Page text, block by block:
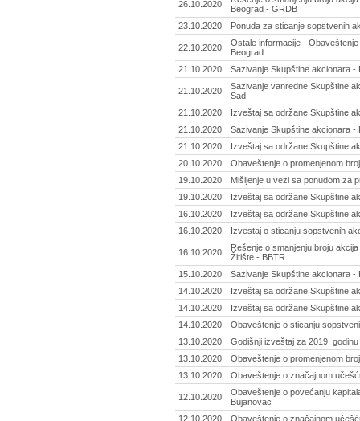
26.10.2020.
Beograd - GRDB
23.10.2020.
Ponuda za sticanje sopstvenih
22.10.2020.
Ostale informacije -
Beograd
21.10.2020.
Sazivanje Skupštine akcionara -
21.10.2020.
Sazivanje vanredne Skupštine
Sad
21.10.2020.
Izveštaj sa održane Skupštine
21.10.2020.
Sazivanje Skupštine akcionara -
21.10.2020.
Izveštaj sa održane Skupštine
20.10.2020.
Obaveštenje o promenjenom
19.10.2020.
Mišljenje u vezi sa ponudom za
19.10.2020.
Izveštaj sa održane Skupštine
16.10.2020.
Izveštaj sa održane Skupštine
16.10.2020.
Izvestaj o sticanju sopstvenih
16.10.2020.
Rešenje o smanjenju broju
Žitište - BBTR
15.10.2020.
Sazivanje Skupštine akcionara -
14.10.2020.
Izveštaj sa održane Skupštine
14.10.2020.
Izveštaj sa održane Skupštine
14.10.2020.
Obaveštenje o sticanju
13.10.2020.
Godišnji izveštaj za 2019.
13.10.2020.
Obaveštenje o promenjenom
13.10.2020.
Obaveštenje o značajnom
12.10.2020.
Obaveštenje o povećanju
Bujanovac
12.10.2020.
Obaveštenje o značajnom